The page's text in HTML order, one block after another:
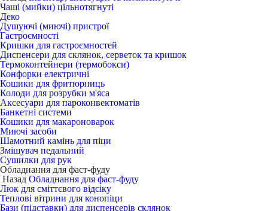
Чаші (мийки) цільнотягнуті
Деко
Душуючі (миючі) пристрої
Гастроємності
Кришки для гастроємностей
Диспенсери для склянок, серветок та кришок
Термоконтейнери (термобокси)
Конфорки електричні
Кошики для фритюрниць
Колоди для розрубки м'яса
Аксесуари для пароконвектоматів
Банкетні системи
Кошики для макароноварок
Миючі засоби
Шамотний камінь для піци
Змішувач педальний
Сушилки для рук
Обладнання для фаст-фуду
Назад Обладнання для фаст-фуду
Люк для сміттєвого відсіку
Теплові вітрини для конопіци
Бази (підставки) для диспенсерів склянок